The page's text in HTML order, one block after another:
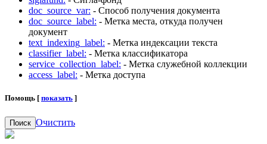
doc_source_var: - Способ получения документа
doc_source_label: - Метка места, откуда получен
документ
text_indexing_label: - Метка индексации текста
classifier_label: - Метка классификатора
service_collection_label: - Метка служебной коллекции
access_label: - Метка доступа
Помощь [ показать ]
Поиск Очистить